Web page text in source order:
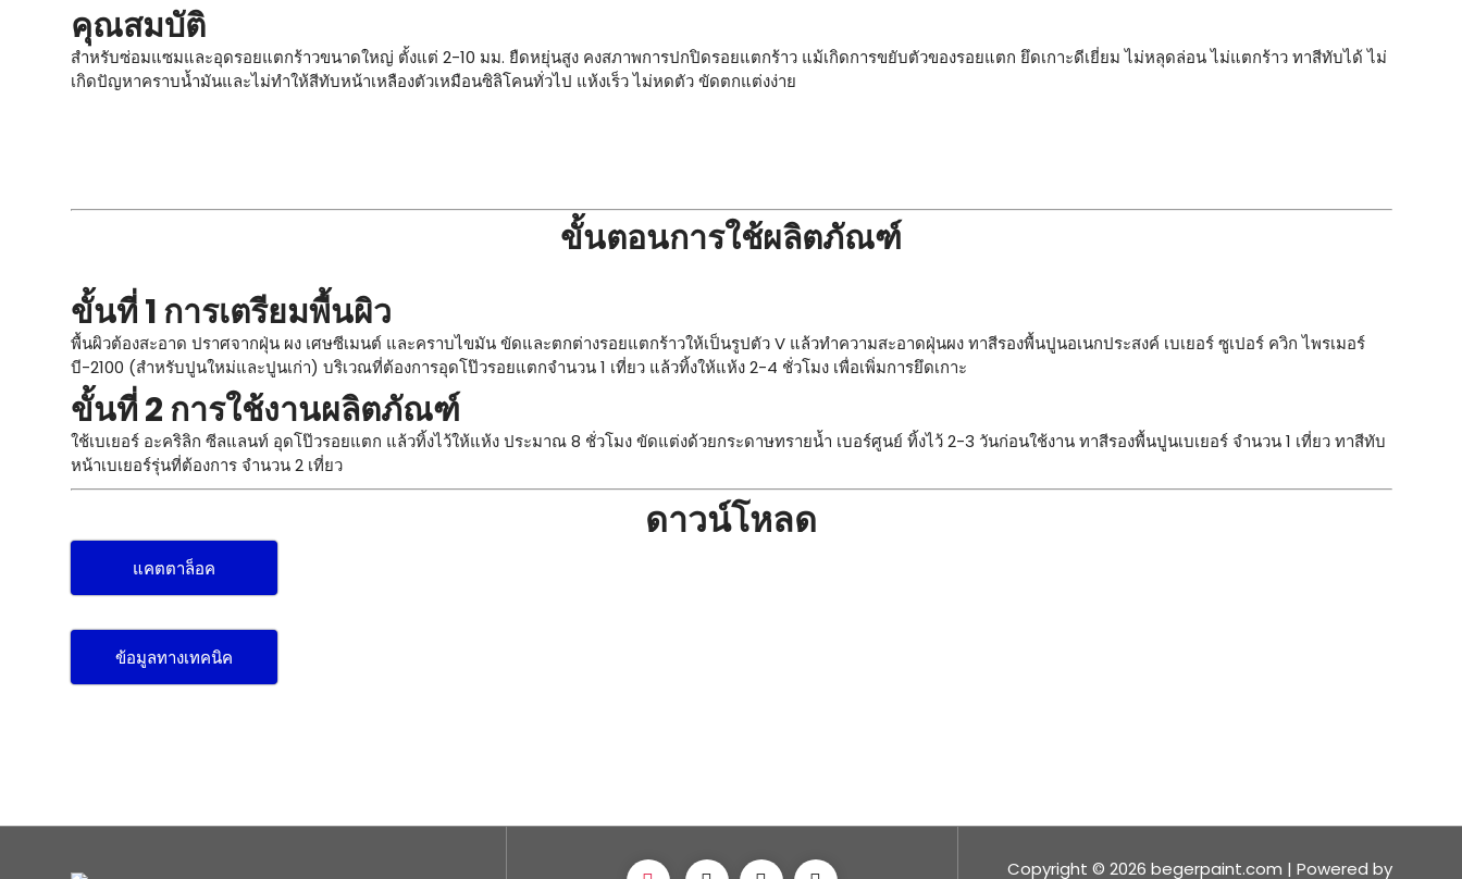
คุณสมบัติ
สำหรับซ่อมแซมและอุดรอยแตกร้าวขนาดใหญ่ ตั้งแต่ 2-10 มม. ยืดหยุ่นสูง คงสภาพการปกปิดรอยแตกร้าว แม้เกิดการขยับตัวของรอยแตก ยึดเกาะดีเยี่ยม ไม่หลุดล่อน ไม่แตกร้าว ทาสีทับได้ ไม่
เกิดปัญหาคราบน้ำมันและไม่ทำให้สีทับหน้าเหลืองตัวเหมือนซิลิโคนทั่วไป แห้งเร็ว ไม่หดตัว ขัดตกแต่งง่าย
ขั้นตอนการใช้ผลิตภัณฑ์
ขั้นที่ 1 การเตรียมพื้นผิว
พื้นผิวต้องสะอาด ปราศจากฝุ่น ผง เศษซีเมนต์ และคราบไขมัน ขัดและตกต่างรอยแตกร้าวให้เป็นรูปตัว V แล้วทำความสะอาดฝุ่นผง ทาสีรองพื้นปูนอเนกประสงค์ เบเยอร์ ซูเปอร์ ควิก ไพรเมอร์
บี-2100 (สำหรับปูนใหม่และปูนเก่า) บริเวณที่ต้องการอุดโป๊วรอยแตกจำนวน 1 เที่ยว แล้วทิ้งให้แห้ง 2-4 ชั่วโมง เพื่อเพิ่มการยึดเกาะ
ขั้นที่ 2 การใช้งานผลิตภัณฑ์
ใช้เบเยอร์ อะคริลิก ซีลแลนท์ อุดโป๊วรอยแตก แล้วทิ้งไว้ให้แห้ง ประมาณ 8 ชั่วโมง ขัดแต่งด้วยกระดาษทรายน้ำ เบอร์ศูนย์ ทิ้งไว้ 2-3 วันก่อนใช้งาน ทาสีรองพื้นปูนเบเยอร์ จำนวน 1 เที่ยว ทาสีทับ
หน้าเบเยอร์รุ่นที่ต้องการ จำนวน 2 เที่ยว
ดาวน์โหลด
แคตตาล็อค
ข้อมูลทางเทคนิค
Copyright © 2026 begerpaint.com | Powered by